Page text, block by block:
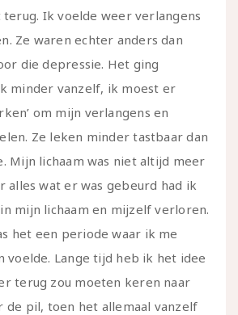
Ik voelde weer verlangens
Ze waren echter anders dan
die depressie. Het ging
minder vanzelf, ik moest er
om mijn verlangens en
Ze leken minder tastbaar dan
Mijn lichaam was niet altijd meer
alles wat er was gebeurd had ik
mijn lichaam en mijzelf verloren.
het een periode waar ik me
voelde. Lange tijd heb ik het idee
terug zou moeten keren naar
de pil, toen het allemaal vanzelf